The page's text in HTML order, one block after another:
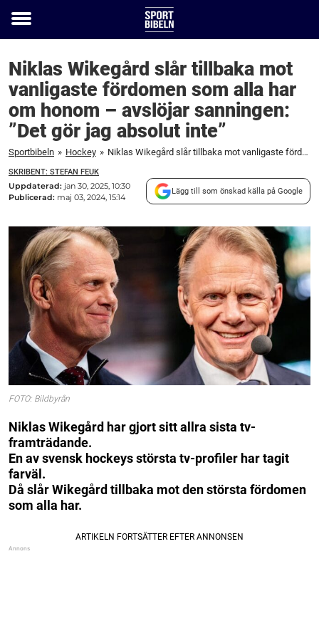
Toggle
Niklas Wikegård slår tillbaka mot
vanligaste fördomen som alla har
om honom – avslöjar sanningen:
”Det gör jag absolut inte”
Sportbibeln » Hockey » Niklas Wikegård slår tillbaka mot vanligaste fördomen som alla har om honom – avslöjar sanningen: "Det gör jag absolut inte"
SKRIBENT: STEFAN FEUK
Uppdaterad: jan 30, 2025, 10:30
Publicerad: maj 03, 2024, 15:14
Lägg till som önskad källa på Google
FOTO: Bildbyrån
Niklas Wikegård har gjort sitt allra sista tv-
framträdande.
En av svensk hockeys största tv-profiler har tagit
farväl.
Då slår Wikegård tillbaka mot den största fördomen
som alla har.